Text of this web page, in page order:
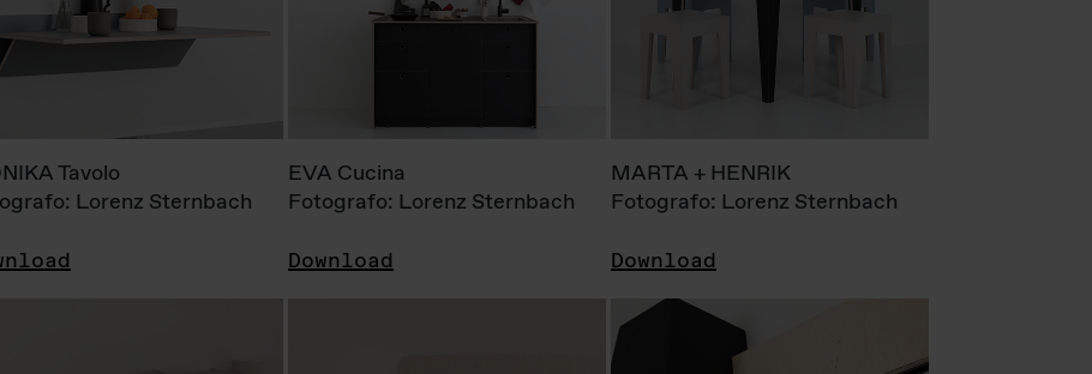
Tavolo
Lorenz Sternbach
EVA Cucina
Fotografo: Lorenz Sternbach
Download
MARTA + HENRIK
Fotografo: Lorenz Sternbach
Download